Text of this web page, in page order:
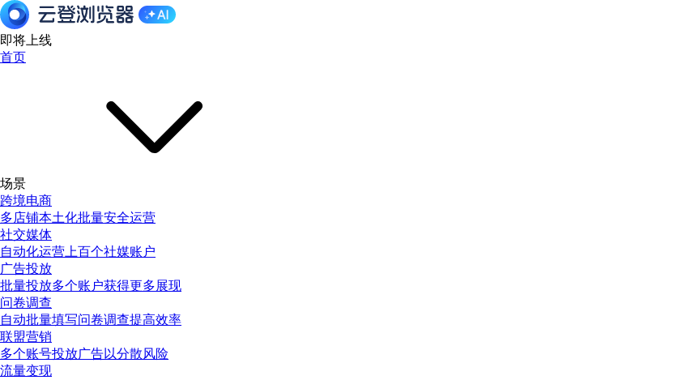
即将上线
首页
场景
跨境电商
多店铺本土化批量安全运营
社交媒体
自动化运营上百个社媒账户
广告投放
批量投放多个账户获得更多展现
问卷调查
自动批量填写问卷调查提高效率
联盟营销
多个账号投放广告以分散风险
流量变现